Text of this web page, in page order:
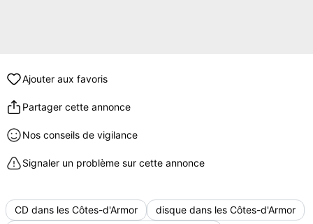
Ajouter aux favoris
Partager cette annonce
Nos conseils de vigilance
Signaler un problème sur cette annonce
CD dans les Côtes-d'Armor
disque dans les Côtes-d'Armor